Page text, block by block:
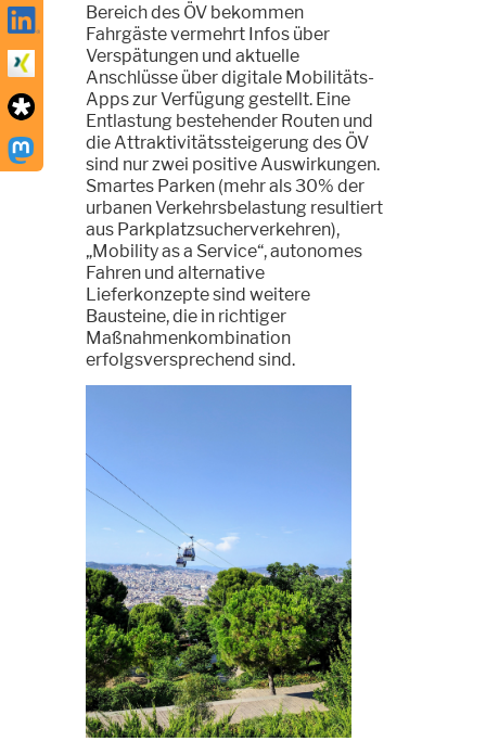
Bereich des ÖV bekommen
Fahrgäste vermehrt Infos über
Verspätungen und aktuelle
Anschlüsse über digitale Mobilitäts-
Apps zur Verfügung gestellt. Eine
Entlastung bestehender Routen und
die Attraktivitätssteigerung des ÖV
sind nur zwei positive Auswirkungen.
Smartes Parken (mehr als 30% der
urbanen Verkehrsbelastung resultiert
aus Parkplatzsucherverkehren),
„Mobility as a Service“, autonomes
Fahren und alternative
Lieferkonzepte sind weitere
Bausteine, die in richtiger
Maßnahmenkombination
erfolgsversprechend sind.